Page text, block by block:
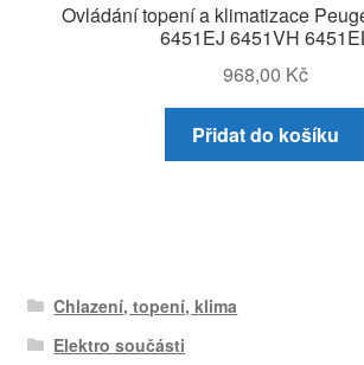
Ovládání topení a klimatizace
6451EJ 6451VH
968,00 Kč
Přidat do košíku
Chlazení, topení, klima
Elektro součásti